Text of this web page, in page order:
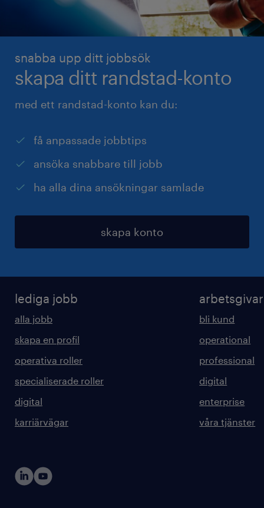
snabba upp ditt jobbsök
skapa ditt randstad-konto
med ett randstad-konto kan du:
få anpassade jobbtips
ansöka snabbare till jobb
ha alla dina ansökningar samlade
skapa konto
lediga jobb
alla jobb
skapa en profil
operativa roller
specialiserade roller
digital
karriärvägar
bli kund
operational
professional
digital
enterprise
våra tjänster